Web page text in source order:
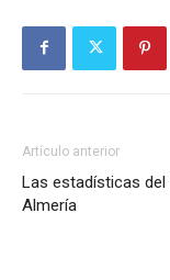
Artículo anterior
Las estadísticas del
Almería